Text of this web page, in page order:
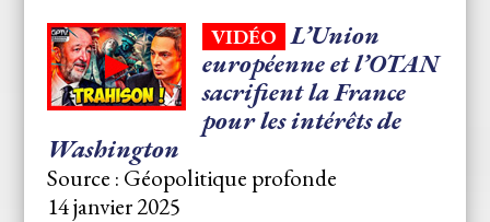
VIDÉO L’Union
européenne et l’OTAN
sacrifient la France
pour les intérêts de
Washington
Source : Géopolitique profonde
14 janvier 2025